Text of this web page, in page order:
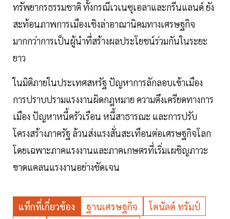
ทรัพยากรธรรมชาติ ทั้งกรณีเวเนซุเอลาและกรีนแลนด์ ยัง
สะท้อนภาพการเมืองเชิงล่าอาณานิคมทางเศรษฐกิจ
มากกว่าการเป็นผู้นำที่สร้างผลประโยชน์ร่วมกันในระยะ
ยาว
ในมิติภายในประเทศสหรัฐ ปัญหาการลักลอบเข้าเมือง
การปราบปรามแรงงานผิดกฎหมาย ความตึงเครียดทางการ
เมือง ปัญหาหนี้ครัวเรือน หนี้สาธารณะ และการปรับ
โครงสร้างภาครัฐ ล้วนส่งแรงสั่นสะเทือนต่อเศรษฐกิจโลก
โดยเฉพาะภาคแรงงานและภาคเกษตรที่เริ่มเผชิญภาวะ
ขาดแคลนแรงงานอย่างชัดเจน
แท็กที่เกี่ยวข้อง ฐานเศรษฐกิจ
โดนัลด์ ทรัมป์